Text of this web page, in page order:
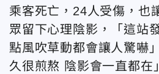
乘客死亡，24人受傷，也
眾留下心理陰影，「這站
點風吹草動都會讓人驚嚇
久很煎熬 陰影會一直都在